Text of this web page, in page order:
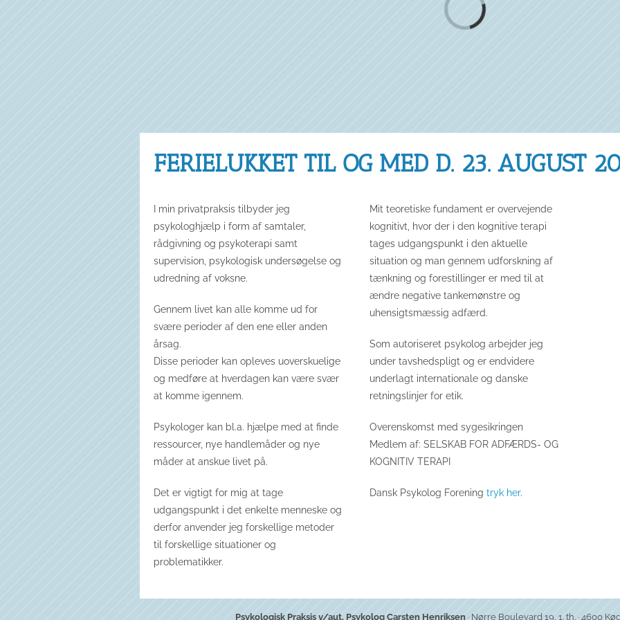
FERIELUKKET TIL OG MED D. 23. AUGUST
I min privatpraksis tilbyder jeg
psykologhjælp i form af samtaler,
rådgivning og psykoterapi samt
supervision, psykologisk undersøgelse og
udredning af voksne.
Gennem livet kan alle komme ud for
svære perioder af den ene eller anden
årsag.
Disse perioder kan opleves uoverskuelige
og medføre at hverdagen kan være svær
at komme igennem.
Psykologer kan bl.a. hjælpe med at finde
ressourcer, nye handlemåder og nye
måder at anskue livet på.
Det er vigtigt for mig at tage
udgangspunkt i det enkelte menneske og
derfor anvender jeg forskellige metoder
til forskellige situationer og
problematikker.
Mit teoretiske fundament er overvejende
kognitivt, hvor der i den kognitive terapi
tages udgangspunkt i den aktuelle
situation og man gennem udforskning af
tænkning og forestillinger er med til at
ændre negative tankemønstre og
uhensigtsmæssig adfærd.
Som autoriseret psykolog arbejder jeg
under tavshedspligt og er endvidere
underlagt internationale og danske
retningslinjer for etik.
Overenskomst med sygesikringen
Medlem af: SELSKAB FOR ADFÆRDS- OG
KOGNITIV TERAPI
Dansk Psykolog Forening tryk her.
Psykologisk Praksis v/aut. Psykolog Carsten Henriksen· Nørre Boulevard 19, 1. th. · 4600